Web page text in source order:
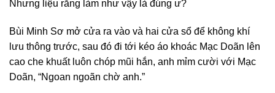
Nhưng liệu rằng làm như vậy là đúng ư?
Bùi Minh Sơ mở cửa ra vào và hai cửa sổ để không khí
lưu thông trước, sau đó đi tới kéo áo khoác Mạc Doãn lên
cao che khuất luôn chóp mũi hắn, anh mỉm cười với Mạc
Doãn, “Ngoan ngoãn chờ anh.”